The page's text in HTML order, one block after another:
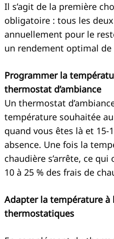
Il s’agit de la première
obligatoire : tous les
annuellement pour le
un rendement optimal de
Programmer la
thermostat d’ambiance
Un thermostat
température souhaitée
quand vous êtes là et 15-
absence. Une fois la
chaudière s’arrête, ce
10 à 25 % des frais de
Adapter la température à
thermostatiques